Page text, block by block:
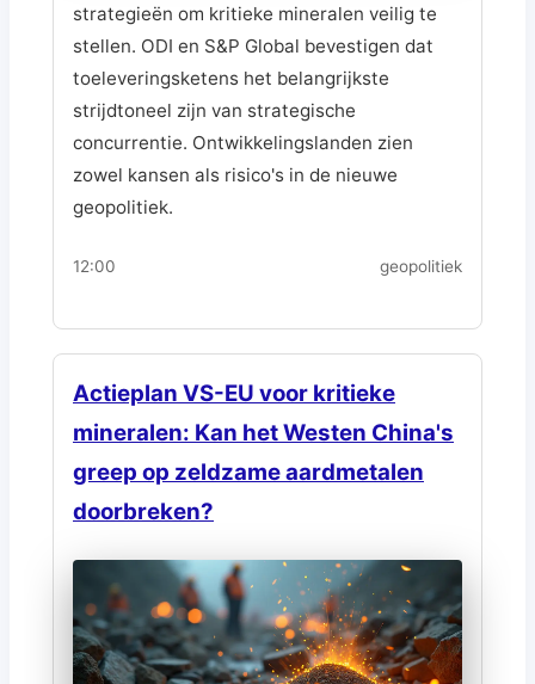
strategieën om kritieke mineralen veilig te
stellen. ODI en S&P Global bevestigen dat
toeleveringsketens het belangrijkste
strijdtoneel zijn van strategische
concurrentie. Ontwikkelingslanden zien
zowel kansen als risico's in de nieuwe
geopolitiek.
12:00 geopolitiek
Actieplan VS-EU voor kritieke
mineralen: Kan het Westen China's
greep op zeldzame aardmetalen
doorbreken?